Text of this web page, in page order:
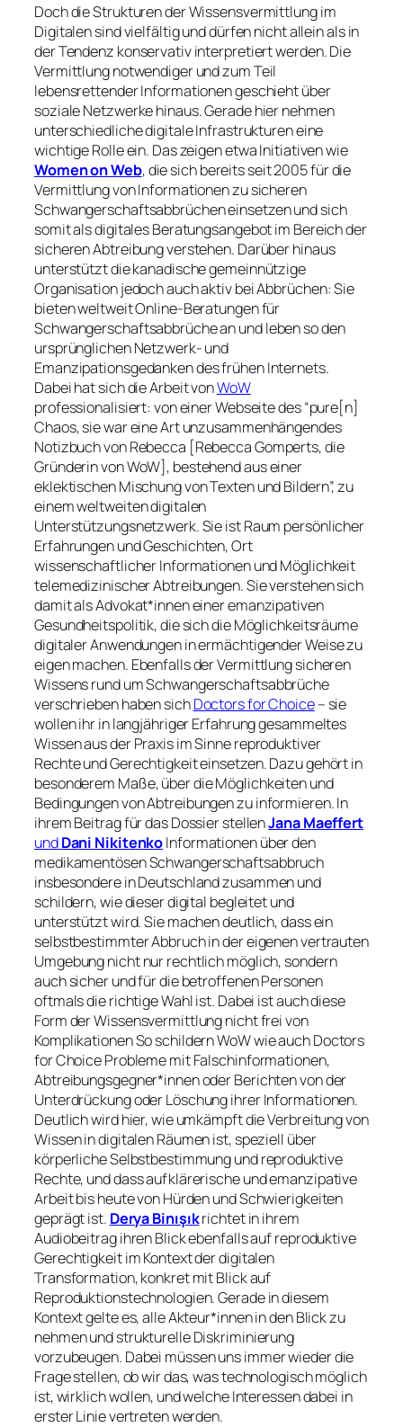
Doch die Strukturen der Wissensvermittlung im
Digitalen sind vielfältig und dürfen nicht allein als in
der Tendenz konservativ interpretiert werden. Die
Vermittlung notwendiger und zum Teil
lebensrettender Informationen geschieht über
soziale Netzwerke hinaus. Gerade hier nehmen
unterschiedliche digitale Infrastrukturen eine
wichtige Rolle ein. Das zeigen etwa Initiativen wie
Women on Web, die sich bereits seit 2005 für die
Vermittlung von Informationen zu sicheren
Schwangerschaftsabbrüchen einsetzen und sich
somit als digitales Beratungsangebot im Bereich der
sicheren Abtreibung verstehen. Darüber hinaus
unterstützt die kanadische gemeinnützige
Organisation jedoch auch aktiv bei Abbrüchen: Sie
bieten weltweit Online-Beratungen für
Schwangerschaftsabbrüche an und leben so den
ursprünglichen Netzwerk- und
Emanzipationsgedanken des frühen Internets.
Dabei hat sich die Arbeit vonWoW
professionalisiert: von einer Webseite des “pure[n]
Chaos, sie war eine Art unzusammenhängendes
Notizbuch von Rebecca [Rebecca Gomperts, die
Gründerin von WoW], bestehend aus einer
eklektischen Mischung von Texten und Bildern”, zu
einem weltweiten digitalen
Unterstützungsnetzwerk. Sie ist Raum persönlicher
Erfahrungen und Geschichten, Ort
wissenschaftlicher Informationen und Möglichkeit
telemedizinischer Abtreibungen. Sie verstehen sich
damit als Advokat*innen einer emanzipativen
Gesundheitspolitik, die sich die Möglichkeitsräume
digitaler Anwendungen in ermächtigender Weise zu
eigen machen. Ebenfalls der Vermittlung sicheren
Wissens rund um Schwangerschaftsabbrüche
verschrieben haben sichDoctors for Choice– sie
wollen ihr in langjähriger Erfahrung gesammeltes
Wissen aus der Praxis im Sinne reproduktiver
Rechte und Gerechtigkeit einsetzen. Dazu gehört in
besonderem Maße, über die Möglichkeiten und
Bedingungen von Abtreibungen zu informieren. In
ihrem Beitrag für das Dossier stellenJana Maeffert
undDani NikitenkoInformationen über den
medikamentösen Schwangerschaftsabbruch
insbesondere in Deutschland zusammen und
schildern, wie dieser digital begleitet und
unterstützt wird. Sie machen deutlich, dass ein
selbstbestimmter Abbruch in der eigenen vertrauten
Umgebung nicht nur rechtlich möglich, sondern
auch sicher und für die betroffenen Personen
oftmals die richtige Wahl ist. Dabei ist auch diese
Form der Wissensvermittlung nicht frei von
Komplikationen So schildern WoW wie auch Doctors
for Choice Probleme mit Falschinformationen,
Abtreibungsgegner*innen oder Berichten von der
Unterdrückung oder Löschung ihrer Informationen.
Deutlich wird hier, wie umkämpft die Verbreitung von
Wissen in digitalen Räumen ist, speziell über
körperliche Selbstbestimmung und reproduktive
Rechte, und dass aufklärerische und emanzipative
Arbeit bis heute von Hürden und Schwierigkeiten
geprägt ist. Derya Binışıkrichtet in ihrem
Audiobeitrag ihren Blick ebenfalls auf reproduktive
Gerechtigkeit im Kontext der digitalen
Transformation, konkret mit Blick auf
Reproduktionstechnologien. Gerade in diesem
Kontext gelte es, alle Akteur*innen in den Blick zu
nehmen und strukturelle Diskriminierung
vorzubeugen. Dabei müssen uns immer wieder die
Frage stellen, ob wir das, was technologisch möglich
ist, wirklich wollen, und welche Interessen dabei in
erster Linie vertreten werden.